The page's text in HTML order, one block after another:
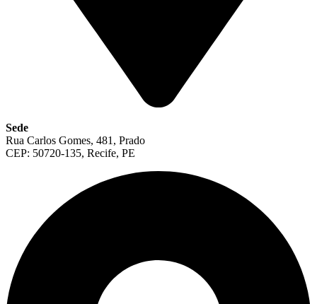
Sede
Rua Carlos Gomes, 481, Prado
CEP: 50720-135, Recife, PE